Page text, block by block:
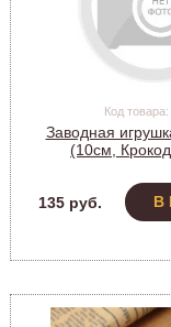
Код
Заводная
(10см,
135 руб. В